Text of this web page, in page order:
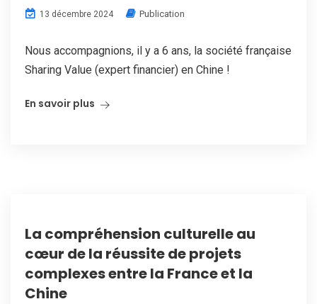
13 décembre 2024 Publication
Nous accompagnions, il y a 6 ans, la société française
Sharing Value (expert financier) en Chine !
En savoir plus
La compréhension culturelle au
cœur de la réussite de projets
complexes entre la France et la
Chine